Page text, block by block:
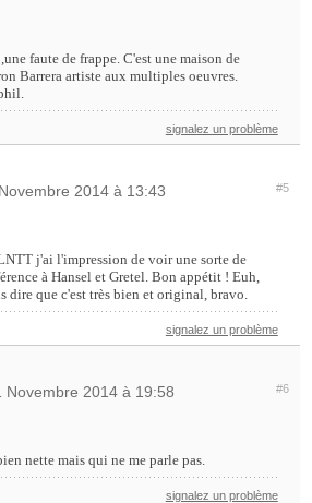
faute de frappe. C'est une maison de
Barrera artiste aux multiples oeuvres.
signalez un problème
Novembre 2014 à 13:43 #5
j'ai l'impression de voir une sorte de
à Hansel et Gretel. Bon appétit ! Euh,
dire que c'est très bien et original, bravo.
signalez un problème
Novembre 2014 à 19:58 #6
nette mais qui ne me parle pas.
signalez un problème